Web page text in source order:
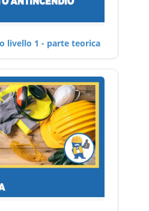
livello 1 - parte teorica